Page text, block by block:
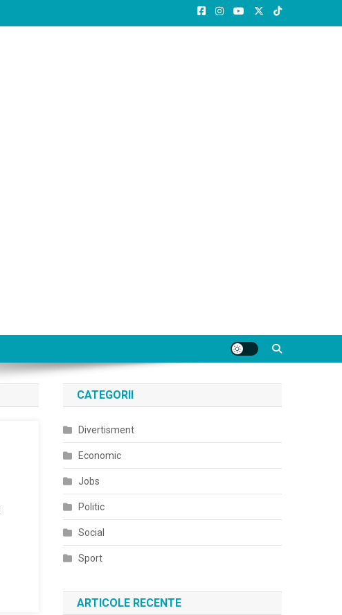
CATEGORII
Divertisment
Economic
Jobs
Politic
Social
Sport
ARTICOLE RECENTE